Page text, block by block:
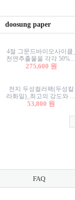
doosung paper
4절 그문드바이오사이클_
천연추출물을 각각 50%이
상 함유한 친환경그래픽
275,600 원
전지 두성컬러팩(두성칼
라화일)_최고의 강도와 평
활성을 지닌 다양한 컬러
53,800 원
FAQ